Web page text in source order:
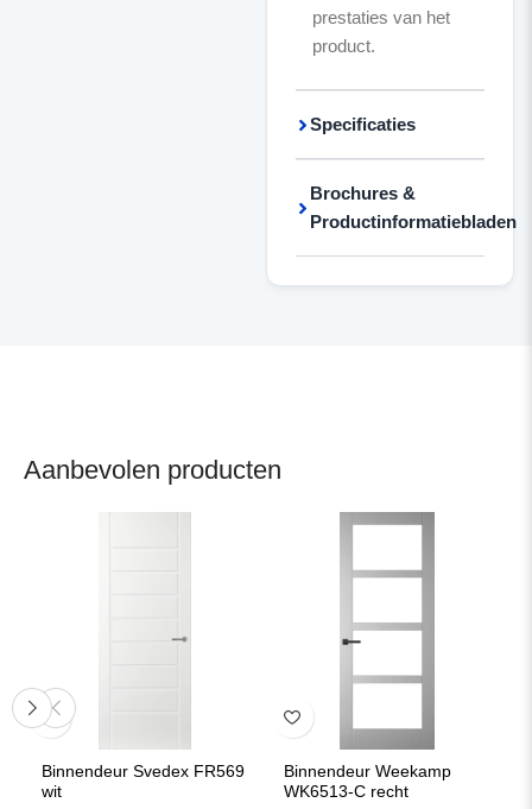
prestaties van het
product.
Specificaties
Brochures &
Productinformatiebladen
Aanbevolen producten
Binnendeur Svedex FR569
wit
Binnendeur Weekamp
WK6513-C recht